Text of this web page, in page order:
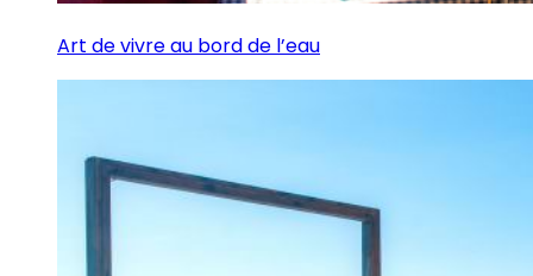
Art de vivre au bord de l’eau